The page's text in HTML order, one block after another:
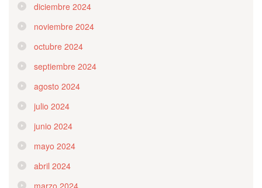
diciembre 2024
noviembre 2024
octubre 2024
septiembre 2024
agosto 2024
julio 2024
junio 2024
mayo 2024
abril 2024